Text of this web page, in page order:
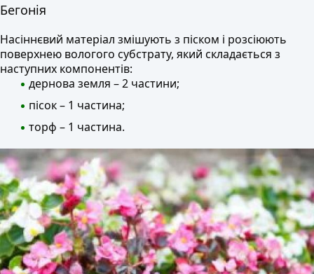
Бегонія
Насіннєвий матеріал змішують з піском і розсіюють
поверхнею вологого субстрату, який складається з
наступних компонентів:
дернова земля – 2 частини;
пісок – 1 частина;
торф – 1 частина.